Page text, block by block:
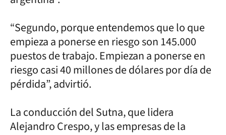
“Segundo, porque entendemos que lo que
empieza a ponerse en riesgo son 145.000
puestos de trabajo. Empiezan a ponerse en
riesgo casi 40 millones de dólares por día de
pérdida”, advirtió.
La conducción del Sutna, que lidera
Alejandro Crespo, y las empresas de la